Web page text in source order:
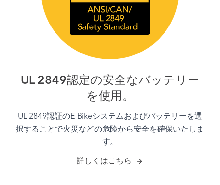
UL 2849認定の安全なバッテリー
を使用。
UL 2849認証のE-Bikeシステムおよびバッテリーを選
択することで火災などの危険から安全を確保いたしま
す。
詳しくはこちら